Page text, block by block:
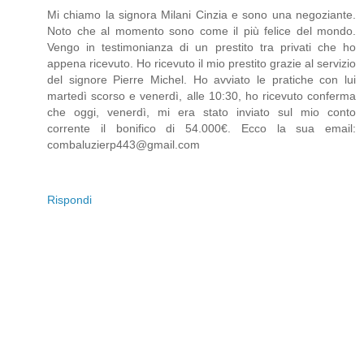
Mi chiamo la signora Milani Cinzia e sono una negoziante.
Noto che al momento sono come il più felice del mondo.
Vengo in testimonianza di un prestito tra privati che ho
appena ricevuto. Ho ricevuto il mio prestito grazie al servizio
del signore Pierre Michel. Ho avviato le pratiche con lui
martedì scorso e venerdì, alle 10:30, ho ricevuto conferma
che oggi, venerdì, mi era stato inviato sul mio conto
corrente il bonifico di 54.000€. Ecco la sua email:
combaluzierp443@gmail.com
Rispondi